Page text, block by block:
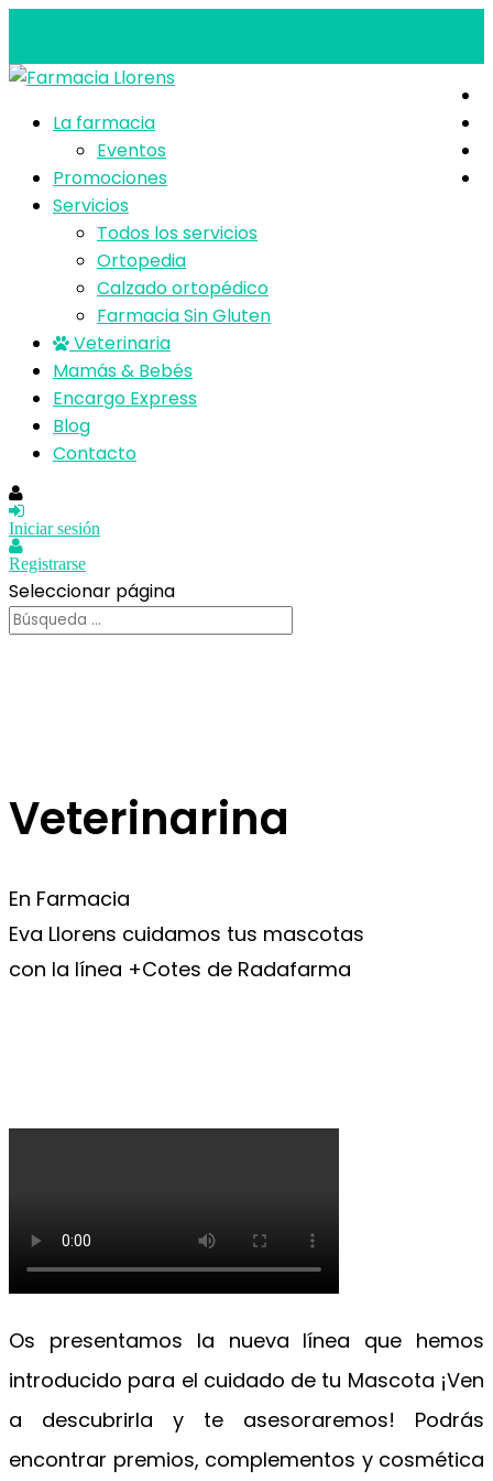
La farmacia
Eventos
Promociones
Servicios
Todos los servicios
Ortopedia
Calzado ortopédico
Farmacia Sin Gluten
Veterinaria
Mamás & Bebés
Encargo Express
Blog
Contacto
Iniciar sesión
Registrarse
Seleccionar página
Veterinarina
En Farmacia
Eva Llorens cuidamos tus mascotas
con la línea +Cotes de Radafarma
Os presentamos la nueva línea que hemos
introducido para el cuidado de tu Mascota ¡Ven
a descubrirla y te asesoraremos! Podrás
encontrar premios, complementos y cosmética